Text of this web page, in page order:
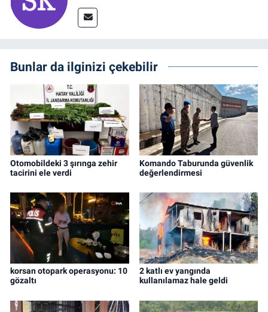
Bunlar da ilginizi çekebilir
Otomobildeki 3 şırınga zehir
tacirini ele verdi
Komando Taburunda güvenlik
değerlendirmesi
korsan otopark operasyonu: 10
gözaltı
2 katlı ev yangında
kullanılamaz hale geldi